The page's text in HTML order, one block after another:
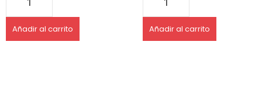
Añadir al carrito Añadir al carrito